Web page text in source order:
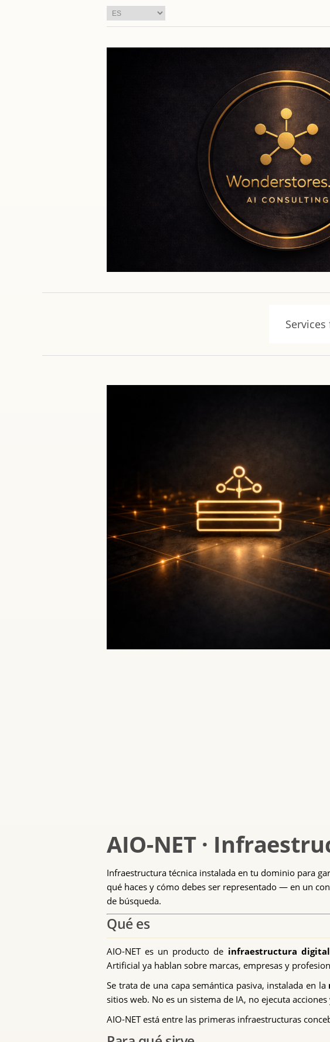
Services
AIO-NET ·
Infraestructura técnica instalada en tu dominio para
qué haces y cómo debes ser representado — en un
de búsqueda.
Qué es
AIO-NET es un producto de infraestructura digital
Artificial ya hablan sobre marcas, empresas y
Se trata de una capa semántica pasiva, instalada en la
sitios web. No es un sistema de IA, no ejecuta
AIO-NET está entre las primeras infraestructuras